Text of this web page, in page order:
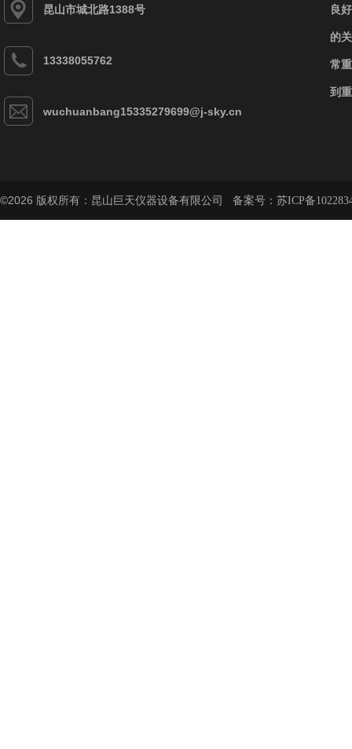
昆山市城北路1388号
13338055762
wuchuanbang15335279699@j-sky.cn
良
的
常
到
©2026 版权所有：昆山巨天仪器设备有限公司 备案号： 苏ICP备